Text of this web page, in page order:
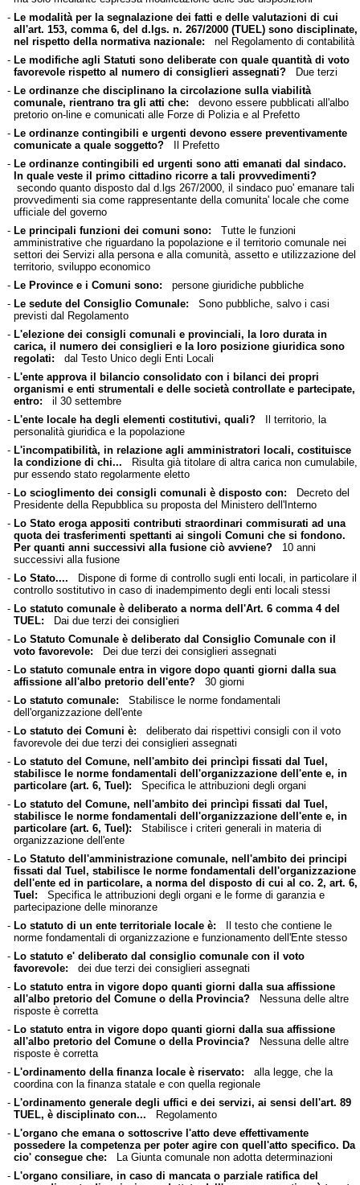
- Le modalità per la segnalazione dei fatti e delle valutazioni di cui
all'art. 153, comma 6, del d.lgs. n. 267/2000 (TUEL) sono disciplinate,
nel rispetto della normativa nazionale: nel Regolamento di contabilità
- Le modifiche agli Statuti sono deliberate con quale quantità di voto
favorevole rispetto al numero di consiglieri assegnati?Due terzi
- Le ordinanze che disciplinano la circolazione sulla viabilità
comunale, rientrano tra gli atti che: devono essere pubblicati all'albo
pretorio on-line e comunicati alle Forze di Polizia e al Prefetto
- Le ordinanze contingibili e urgenti devono essere preventivamente
comunicate a quale soggetto?Il Prefetto
- Le ordinanze contingibili ed urgenti sono atti emanati dal sindaco.
In quale veste il primo cittadino ricorre a tali provvedimenti?
secondo quanto disposto dal d.lgs 267/2000, il sindaco puo' emanare tali
provvedimenti sia come rappresentante della comunita' locale che come
ufficiale del governo
- Le principali funzioni dei comuni sono: Tutte le funzioni
amministrative che riguardano la popolazione e il territorio comunale nei
settori dei Servizi alla persona e alla comunità, assetto e utilizzazione del
territorio, sviluppo economico
- Le Province e i Comuni sono: persone giuridiche pubbliche
- Le sedute del Consiglio Comunale: Sono pubbliche, salvo i casi
previsti dal Regolamento
- L'elezione dei consigli comunali e provinciali, la loro durata in
carica, il numero dei consiglieri e la loro posizione giuridica sono
regolati: dal Testo Unico degli Enti Locali
- L'ente approva il bilancio consolidato con i bilanci dei propri
organismi e enti strumentali e delle società controllate e partecipate,
entro: il 30 settembre
- L'ente locale ha degli elementi costitutivi, quali?Il territorio, la
personalità giuridica e la popolazione
- L'incompatibilità, in relazione agli amministratori locali, costituisce
la condizione di chi... Risulta già titolare di altra carica non cumulabile,
pur essendo stato regolarmente eletto
- Lo scioglimento dei consigli comunali è disposto con: Decreto del
Presidente della Repubblica su proposta del Ministero dell'Interno
- Lo Stato eroga appositi contributi straordinari commisurati ad una
quota dei trasferimenti spettanti ai singoli Comuni che si fondono.
Per quanti anni successivi alla fusione ciò avviene?10 anni
successivi alla fusione
- Lo Stato.... Dispone di forme di controllo sugli enti locali, in particolare il
controllo sostitutivo in caso di inadempimento degli enti locali stessi
- Lo statuto comunale è deliberato a norma dell'Art. 6 comma 4 del
TUEL: Dai due terzi dei consiglieri
- Lo Statuto Comunale è deliberato dal Consiglio Comunale con il
voto favorevole: Dei due terzi dei consiglieri assegnati
- Lo statuto comunale entra in vigore dopo quanti giorni dalla sua
affissione all'albo pretorio dell'ente?30 giorni
- Lo statuto comunale: Stabilisce le norme fondamentali
dell'organizzazione dell'ente
- Lo statuto dei Comuni è: deliberato dai rispettivi consigli con il voto
favorevole dei due terzi dei consiglieri assegnati
- Lo statuto del Comune, nell'ambito dei princìpi fissati dal Tuel,
stabilisce le norme fondamentali dell'organizzazione dell'ente e, in
particolare (art. 6, Tuel): Specifica le attribuzioni degli organi
- Lo statuto del Comune, nell'ambito dei princìpi fissati dal Tuel,
stabilisce le norme fondamentali dell'organizzazione dell'ente e, in
particolare (art. 6, Tuel): Stabilisce i criteri generali in materia di
organizzazione dell'ente
- Lo Statuto dell'amministrazione comunale, nell'ambito dei principi
fissati dal Tuel, stabilisce le norme fondamentali dell'organizzazione
dell'ente ed in particolare, a norma del disposto di cui al co. 2, art. 6,
Tuel: Specifica le attribuzioni degli organi e le forme di garanzia e
partecipazione delle minoranze
- Lo statuto di un ente territoriale locale è: Il testo che contiene le
norme fondamentali di organizzazione e funzionamento dell'Ente stesso
- Lo statuto e' deliberato dal consiglio comunale con il voto
favorevole: dei due terzi dei consiglieri assegnati
- Lo statuto entra in vigore dopo quanti giorni dalla sua affissione
all'albo pretorio del Comune o della Provincia?Nessuna delle altre
risposte è corretta
- Lo statuto entra in vigore dopo quanti giorni dalla sua affissione
all'albo pretorio del Comune o della Provincia?Nessuna delle altre
risposte è corretta
- L'ordinamento della finanza locale è riservato: alla legge, che la
coordina con la finanza statale e con quella regionale
- L'ordinamento generale degli uffici e dei servizi, ai sensi dell'art. 89
TUEL, è disciplinato con... Regolamento
- L'organo che emana o sottoscrive l'atto deve effettivamente
possedere la competenza per poter agire con quell'atto specifico. Da
cio' consegue che: La Giunta comunale non adotta determinazioni
- L'organo consiliare, in caso di mancata o parziale ratifica del